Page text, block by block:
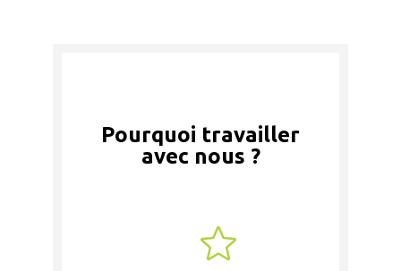
Pourquoi travailler
avec nous ?